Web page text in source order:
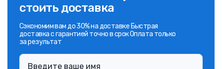
стоить доставка
Сэкономим вам до 30% на доставке Быстрая
доставка с гарантией точно в срок Оплата только
за результат